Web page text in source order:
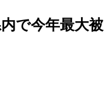
で今年最大被